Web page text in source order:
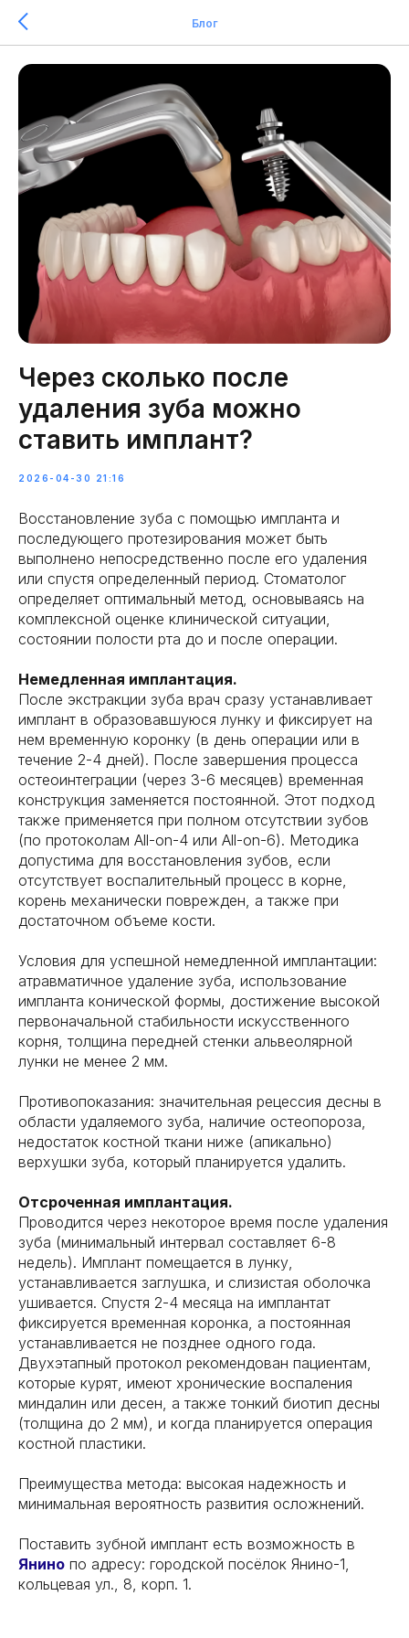
Блог
Через сколько после
удаления зуба можно
ставить имплант?
2026-04-30 21:16
Восстановление зуба с помощью импланта и
последующего протезирования может быть
выполнено непосредственно после его удаления
или спустя определенный период. Стоматолог
определяет оптимальный метод, основываясь на
комплексной оценке клинической ситуации,
состоянии полости рта до и после операции.
Немедленная имплантация.
После экстракции зуба врач сразу устанавливает
имплант в образовавшуюся лунку и фиксирует на
нем временную коронку (в день операции или в
течение 2-4 дней). После завершения процесса
остеоинтеграции (через 3-6 месяцев) временная
конструкция заменяется постоянной. Этот подход
также применяется при полном отсутствии зубов
(по протоколам All-on-4 или All-on-6). Методика
допустима для восстановления зубов, если
отсутствует воспалительный процесс в корне,
корень механически поврежден, а также при
достаточном объеме кости.
Условия для успешной немедленной имплантации:
атравматичное удаление зуба, использование
импланта конической формы, достижение высокой
первоначальной стабильности искусственного
корня, толщина передней стенки альвеолярной
лунки не менее 2 мм.
Противопоказания: значительная рецессия десны в
области удаляемого зуба, наличие остеопороза,
недостаток костной ткани ниже (апикально)
верхушки зуба, который планируется удалить.
Отсроченная имплантация.
Проводится через некоторое время после удаления
зуба (минимальный интервал составляет 6-8
недель). Имплант помещается в лунку,
устанавливается заглушка, и слизистая оболочка
ушивается. Спустя 2-4 месяца на имплантат
фиксируется временная коронка, а постоянная
устанавливается не позднее одного года.
Двухэтапный протокол рекомендован пациентам,
которые курят, имеют хронические воспаления
миндалин или десен, а также тонкий биотип десны
(толщина до 2 мм), и когда планируется операция
костной пластики.
Преимущества метода: высокая надежность и
минимальная вероятность развития осложнений.
Поставить зубной имплант есть возможность в
Янино по адресу: городской посёлок Янино-1,
кольцевая ул., 8, корп. 1.